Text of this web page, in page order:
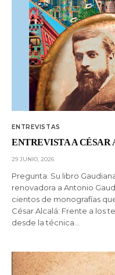
ENTREVISTAS
ENTREVISTA A CÉSAR
29 JUNIO, 2026
Pregunta: Su libro
renovadora a Antonio
cientos de monografías
César Alcalá: Frente a los
desde la técnica…